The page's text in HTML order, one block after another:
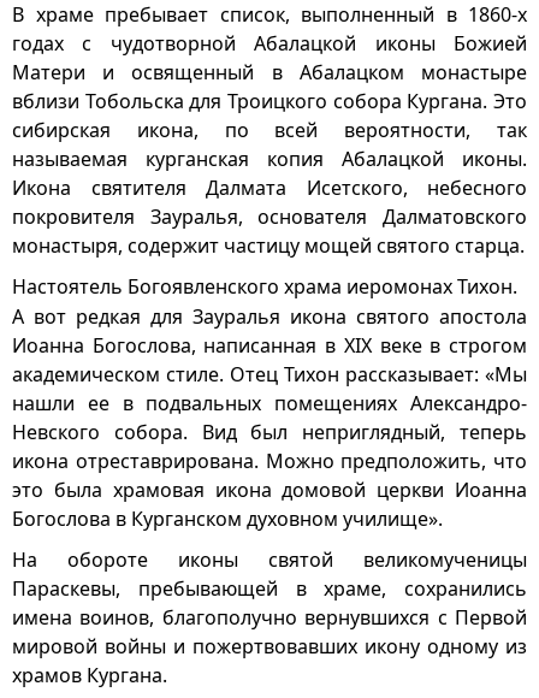
В храме пребывает список, выполненный в 1860‑х
годах с чудотворной Абалацкой иконы Божией
Матери и освященный в Абалацком монастыре
вблизи Тобольска для Троицкого собора Кургана. Это
сибирская икона, по всей вероятности, так
называемая курганская копия Абалацкой иконы.
Икона святителя Далмата Исетского, небесного
покровителя Зауралья, основателя Далматовского
монастыря, содержит частицу мощей святого старца.
Настоятель Богоявленского храма иеромонах Тихон.
А вот редкая для Зауралья икона святого апостола
Иоанна Богослова, написанная в ХIХ веке в строгом
академическом стиле. Отец Тихон рассказывает: «Мы
нашли ее в подвальных помещениях Александро-
Невского собора. Вид был неприглядный, теперь
икона отреставрирована. Можно предположить, что
это была храмовая икона домовой церкви Иоанна
Богослова в Курганском духовном училище».
На обороте иконы святой великомученицы
Параскевы, пребывающей в храме, сохранились
имена воинов, благополучно вернувшихся с Первой
мировой войны и пожертвовавших икону одному из
храмов Кургана.